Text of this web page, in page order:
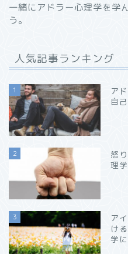
一緒にアドラー心理学を学
う。
人気記事ランキング
1
ア
自
2 怒
理
3
ア
け
学